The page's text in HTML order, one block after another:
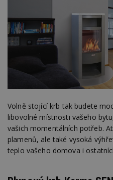
Volně stojící krb tak budete
libovolné místnosti vašeho
vašich momentálních potřeb.
plamenů, ale také vysoká
teplo vašeho domova i